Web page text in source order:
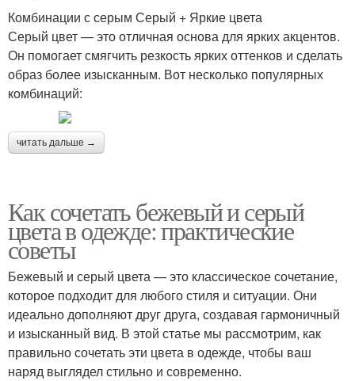
Комбинации с серым Серый + Яркие цвета
Серый цвет — это отличная основа для ярких акцентов.
Он помогает смягчить резкость ярких оттенков и сделать
образ более изысканным. Вот несколько популярных
комбинаций:
читать дальше →
Как сочетать бежевый и серый
цвета в одежде: практические
советы
Бежевый и серый цвета — это классическое сочетание,
которое подходит для любого стиля и ситуации. Они
идеально дополняют друг друга, создавая гармоничный
и изысканный вид. В этой статье мы рассмотрим, как
правильно сочетать эти цвета в одежде, чтобы ваш
наряд выглядел стильно и современно.